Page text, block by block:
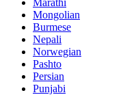
Mongolian
Burmese
Nepali
Norwegian
Pashto
Persian
Punjabi